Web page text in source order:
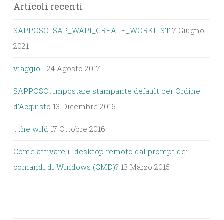
Articoli recenti
SAPPOSO…SAP_WAPI_CREATE_WORKLIST 7 Giugno
2021
viaggio… 24 Agosto 2017
SAPPOSO…impostare stampante default per Ordine
d’Acquisto 13 Dicembre 2016
…the wild 17 Ottobre 2016
Come attivare il desktop remoto dal prompt dei
comandi di Windows (CMD)? 13 Marzo 2015